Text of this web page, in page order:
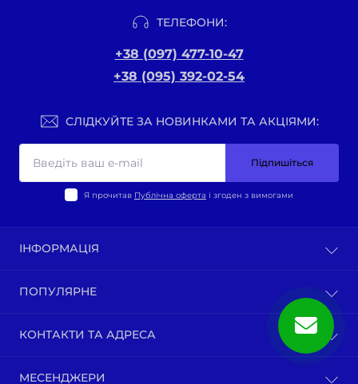
ТЕЛЕФОНИ:
+38 (097) 477-10-47
+38 (095) 392-02-54
СЛІДКУЙТЕ ЗА НОВИНКАМИ ТА АКЦІЯМИ:
Підпишіться
Я прочитав Публічна оферта і згоден з вимогами
ІНФОРМАЦІЯ
Політика конфіденційності
Про нас
Карта сайту
ПОПУЛЯРНЕ
Запчастини мотоциклів китай
Бензопили / тримера (мотокоси) та запчастини
КОНТАКТИ ТА АДРЕСА
МЕСЕНДЖЕРИ